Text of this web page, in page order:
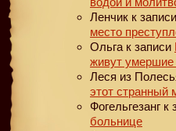
Ленчик к записи
место
Ольга к записи
живут
Леся из
этот странный
Фогельгезанг к
больнице